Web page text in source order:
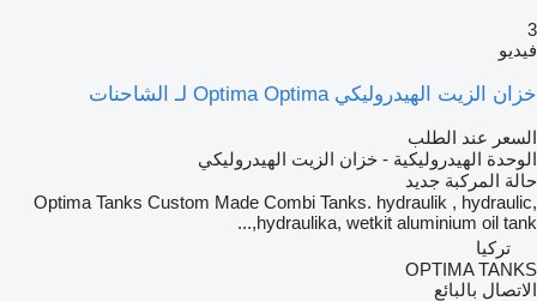
3
فيديو
خزان الزيت الهيدروليكي Optima Optima لـ الشاحنات
السعر عند الطلب
الوحدة الهيدروليكية - خزان الزيت الهيدروليكي
حالة المركبة جديد
Optima Tanks Custom Made Combi Tanks. hydraulik , hydraulic,
hydraulika, wetkit aluminium oil tank,...
تركيا
OPTIMA TANKS
الاتصال بالبائع